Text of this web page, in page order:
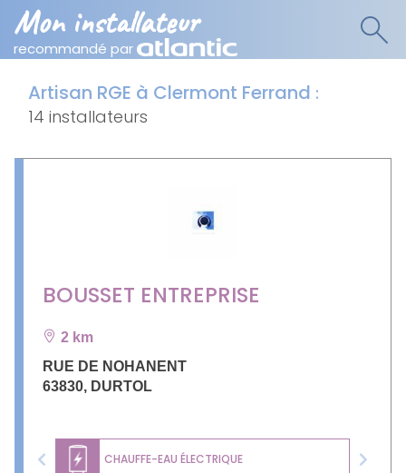
Mon installateur
recommandé par
Artisan RGE à Clermont Ferrand :
14 installateurs
BOUSSET ENTREPRISE
2 km
RUE DE NOHANENT
63830, DURTOL
CHAUFFE-EAU ÉLECTRIQUE
Previous Next